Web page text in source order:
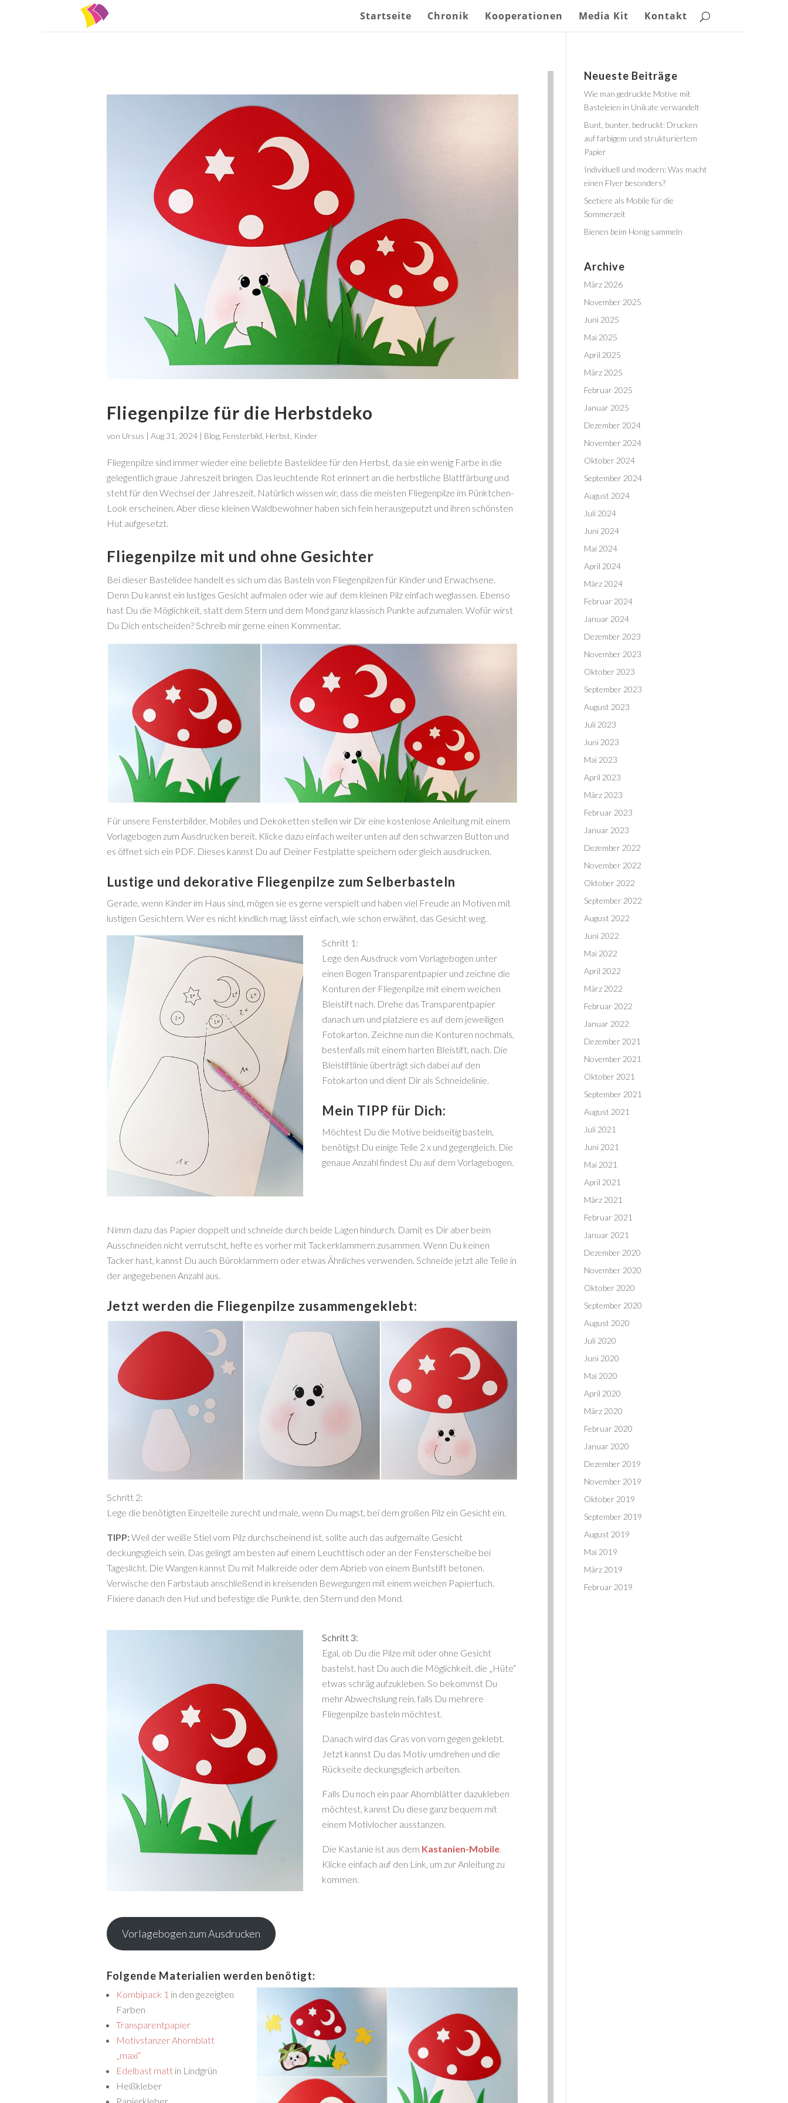
Startseite Chronik Kooperationen Media Kit Kontakt
Fliegenpilze für die Herbstdeko
von Ursus | Aug 31, 2024 | Blog, Fensterbild, Herbst, Kinder
Fliegenpilze sind immer wieder eine beliebte Bastelidee für den Herbst, da sie ein wenig Farbe in die
gelegentlich graue Jahreszeit bringen. Das leuchtende Rot erinnert an die herbstliche Blattfärbung und
steht für den Wechsel der Jahreszeit. Natürlich wissen wir, dass die meisten Fliegenpilze im Pünktchen-
Look erscheinen. Aber diese kleinen Waldbewohner haben sich fein herausgeputzt und ihren schönsten
Hut aufgesetzt.
Fliegenpilze mit und ohne Gesichter
Bei dieser Bastelidee handelt es sich um das Basteln von Fliegenpilzen für Kinder und Erwachsene.
Denn Du kannst ein lustiges Gesicht aufmalen oder wie auf dem kleinen Pilz einfach weglassen. Ebenso
hast Du die Möglichkeit, statt dem Stern und dem Mond ganz klassisch Punkte aufzumalen. Wofür wirst
Du Dich entscheiden? Schreib mir gerne einen Kommentar.
Für unsere Fensterbilder, Mobiles und Dekoketten stellen wir Dir eine kostenlose Anleitung mit einem
Vorlagebogen zum Ausdrucken bereit. Klicke dazu einfach weiter unten auf den schwarzen Button und
es öffnet sich ein PDF. Dieses kannst Du auf Deiner Festplatte speichern oder gleich ausdrucken.
Lustige und dekorative Fliegenpilze zum Selberbasteln
Gerade, wenn Kinder im Haus sind, mögen sie es gerne verspielt und haben viel Freude an Motiven mit
lustigen Gesichtern. Wer es nicht kindlich mag, lässt einfach, wie schon erwähnt, das Gesicht weg.
Schritt 1:
Lege den Ausdruck vom Vorlagebogen unter
einen Bogen Transparentpapier und zeichne die
Konturen der Fliegenpilze mit einem weichen
Bleistift nach. Drehe das Transparentpapier
danach um und platziere es auf dem jeweiligen
Fotokarton. Zeichne nun die Konturen nochmals,
bestenfalls mit einem harten Bleistift, nach. Die
Bleistiftlinie überträgt sich dabei auf den
Fotokarton und dient Dir als Schneidelinie.
Mein TIPP für Dich:
Möchtest Du die Motive beidseitig basteln,
benötigst Du einige Teile 2 x und gegengleich. Die
genaue Anzahl findest Du auf dem Vorlagebogen.
Nimm dazu das Papier doppelt und schneide durch beide Lagen hindurch. Damit es Dir aber beim
Ausschneiden nicht verrutscht, hefte es vorher mit Tackerklammern zusammen. Wenn Du keinen
Tacker hast, kannst Du auch Büroklammern oder etwas Ähnliches verwenden. Schneide jetzt alle Teile in
der angegebenen Anzahl aus.
Jetzt werden die Fliegenpilze zusammengeklebt:
Schritt 2:
Lege die benötigten Einzelteile zurecht und male, wenn Du magst, bei dem großen Pilz ein Gesicht ein.
TIPP:Weil der weiße Stiel vom Pilz durchscheinend ist, sollte auch das aufgemalte Gesicht
deckungsgleich sein. Das gelingt am besten auf einem Leuchttisch oder an der Fensterscheibe bei
Tageslicht. Die Wangen kannst Du mit Malkreide oder dem Abrieb von einem Buntstift betonen.
Verwische den Farbstaub anschließend in kreisenden Bewegungen mit einem weichen Papiertuch.
Fixiere danach den Hut und befestige die Punkte, den Stern und den Mond.
Schritt 3:
Egal, ob Du die Pilze mit oder ohne Gesicht
bastelst, hast Du auch die Möglichkeit, die „Hüte“
etwas schräg aufzukleben. So bekommst Du
mehr Abwechslung rein, falls Du mehrere
Fliegenpilze basteln möchtest.
Danach wird das Gras von vorn gegen geklebt.
Jetzt kannst Du das Motiv umdrehen und die
Rückseite deckungsgleich arbeiten.
Falls Du noch ein paar Ahornblätter dazukleben
möchtest, kannst Du diese ganz bequem mit
einem Motivlocher ausstanzen.
Die Kastanie ist aus dem Kastanien-Mobile.
Klicke einfach auf den Link, um zur Anleitung zu
kommen.
Vorlagebogen zum Ausdrucken
Folgende Materialien werden benötigt:
Kombipack 1 in den gezeigten
Farben
Transparentpapier
Motivstanzer Ahornblatt
„maxi“
Edelbast matt in Lindgrün
Heißkleber
Papierkleber
Neueste Beiträge
Wie man gedruckte Motive mit
Basteleien in Unikate verwandelt
Bunt, bunter, bedruckt: Drucken
auf farbigem und strukturiertem
Papier
Individuell und modern: Was macht
einen Flyer besonders?
Seetiere als Mobile für die
Sommerzeit
Bienen beim Honig sammeln
Archive
März 2026
November 2025
Juni 2025
Mai 2025
April 2025
März 2025
Februar 2025
Januar 2025
Dezember 2024
November 2024
Oktober 2024
September 2024
August 2024
Juli 2024
Juni 2024
Mai 2024
April 2024
März 2024
Februar 2024
Januar 2024
Dezember 2023
November 2023
Oktober 2023
September 2023
August 2023
Juli 2023
Juni 2023
Mai 2023
April 2023
März 2023
Februar 2023
Januar 2023
Dezember 2022
November 2022
Oktober 2022
September 2022
August 2022
Juni 2022
Mai 2022
April 2022
März 2022
Februar 2022
Januar 2022
Dezember 2021
November 2021
Oktober 2021
September 2021
August 2021
Juli 2021
Juni 2021
Mai 2021
April 2021
März 2021
Februar 2021
Januar 2021
Dezember 2020
November 2020
Oktober 2020
September 2020
August 2020
Juli 2020
Juni 2020
Mai 2020
April 2020
März 2020
Februar 2020
Januar 2020
Dezember 2019
November 2019
Oktober 2019
September 2019
August 2019
Mai 2019
März 2019
Februar 2019